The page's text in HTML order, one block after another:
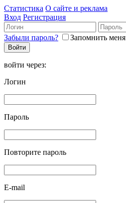
Статистика О сайте и реклама
Вход Регистрация
Забыли пароль? Запомнить меня
войти через:
Логин
Пароль
Повторите пароль
E-mail